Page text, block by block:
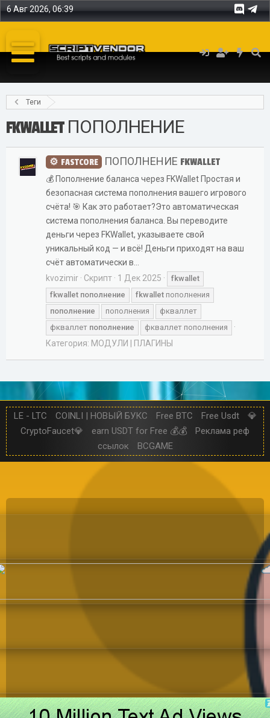
6 Авг 2026, 06:39
Теги
FKWALLET ПОПОЛНЕНИЕ
FASTCORE ПОПОЛНЕНИЕ FKWALLET
💰 Пополнение баланса через FKWallet Простая и
безопасная система пополнения вашего игрового
счёта! 🎯 Как это работает?Это автоматическая
система пополнения баланса. Вы переводите
деньги через FKWallet, указываете свой
уникальный код — и всё! Деньги приходят на ваш
счёт автоматически в...
kvozimir
Скрипт 1 Дек 2025
fkwallet
fkwallet пополнение fkwallet пополнения
пополнение
пополнения
фкваллет
фкваллет пополнение фкваллет пополнения
Категория: МОДУЛИ | ПЛАГИНЫ
LE - LTC COINLI | НОВЫЙ БУКС Free BTC Free Usdt
💎
CryptoFaucet💎
earn USDT for Free 💰💰
Реклама реф
ссылок
BCGAME